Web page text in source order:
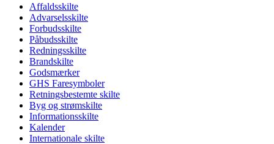
Affaldsskilte
Advarselsskilte
Forbudsskilte
Påbudsskilte
Redningsskilte
Brandskilte
Godsmærker
GHS Faresymboler
Retningsbestemte skilte
Byg og strømskilte
Informationsskilte
Kalender
Internationale skilte